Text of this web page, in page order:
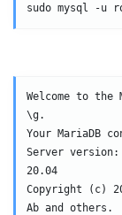
sudo mysql -u
Welcome to the
\g.
Your MariaDB
Server version:
20.04
Copyright (c)
Ab and others.